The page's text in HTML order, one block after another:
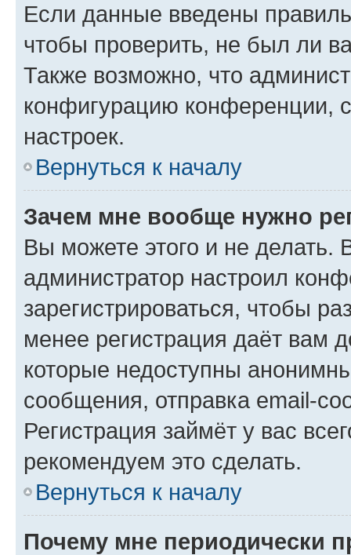
Если данные введены
чтобы проверить, не был ли
Также возможно, что
конфигурацию конференции,
настроек.
Вернуться к началу
Зачем мне вообще нужно
Вы можете этого и не делать.
администратор настроил
зарегистрироваться, чтобы
менее регистрация даёт вам
которые недоступны
сообщения, отправка email-
Регистрация займёт у вас
рекомендуем это сделать.
Вернуться к началу
Почему мне периодически